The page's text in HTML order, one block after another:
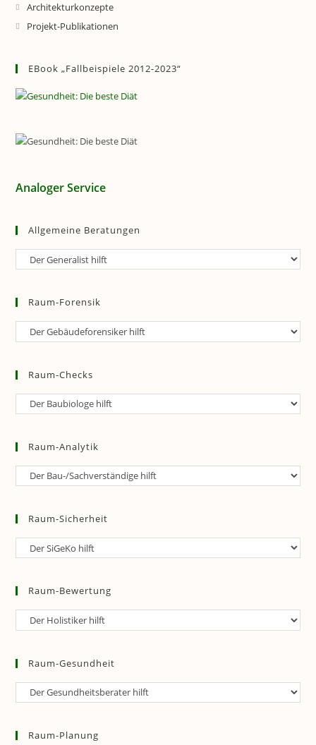
Architekturkonzepte
Projekt-Publikationen
EBook „Fallbeispiele 2012-2023“
Analoger Service
Allgemeine Beratungen
Allgemeine
Raum-Forensik
Raum-
Raum-Checks
Raum-
Raum-Analytik
Raum-
Raum-Sicherheit
Raum-
Raum-Bewertung
Raum-
Raum-Gesundheit
Raum-
Raum-Planung